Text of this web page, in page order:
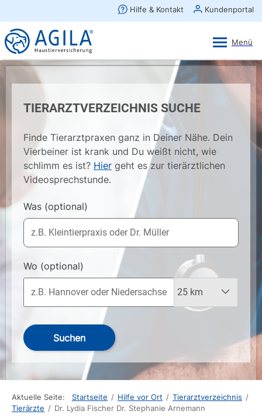
TIERARZTVERZEICHNIS SUCHE
Finde Tierarztpraxen ganz in Deiner Nähe. Dein
Vierbeiner ist krank und Du weißt nicht, wie
schlimm es ist? Hier geht es zur tierärztlichen
Videosprechstunde.
Was (optional)
Wo (optional)
Suchen
Aktuelle Seite: Startseite / Hilfe vor Ort / Tierarztverzeichnis /
Tierärzte / Dr. Lydia Fischer Dr. Stephanie Arnemann
×
AGILA Kunden-App
Gratis - Im Play Store laden
Ansehen